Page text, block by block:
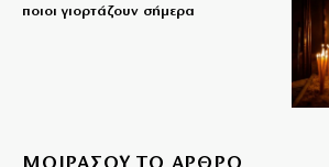
ποιοι γιορτάζουν σήμερα